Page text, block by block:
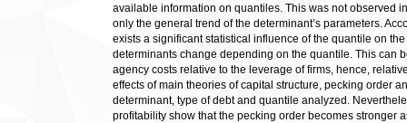
available information on quantiles. This was not observed
only the general trend of the determinant’s parameters.
exists a significant statistical influence of the quantile on
determinants change depending on the quantile. This can
agency costs relative to the leverage of firms, hence,
effects of main theories of capital structure, pecking order
determinant, type of debt and quantile analyzed.
profitability show that the pecking order becomes stronger